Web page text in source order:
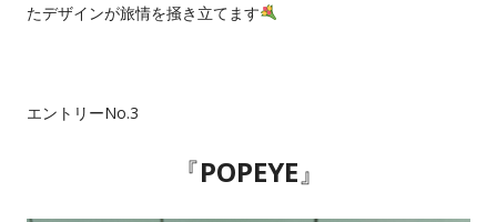
たデザインが旅情を掻き立てます
エントリーNo.3
『POPEYE』